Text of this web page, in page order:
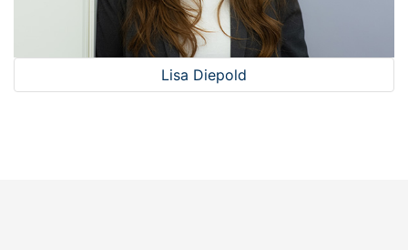
Lisa Diepold